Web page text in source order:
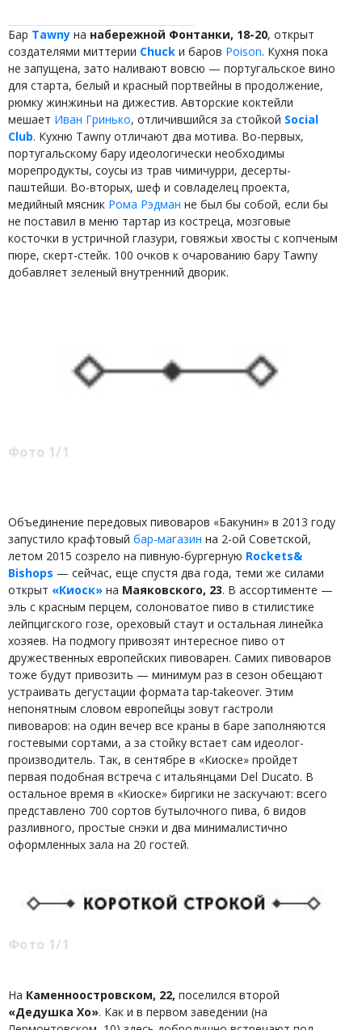
Бар Tawny на набережной Фонтанки, 18-20, открыт
создателями миттерии Chuck и баров Poison. Кухня пока
не запущена, зато наливают вовсю — португальское вино
для старта, белый и красный портвейны в продолжение,
рюмку жинжиньи на дижестив. Авторские коктейли
мешает Иван Гринько, отличившийся за стойкой Social
Club. Кухню Tawny отличают два мотива. Во-первых,
португальскому бару идеологически необходимы
морепродукты, соусы из трав чимичурри, десерты-
паштейши. Во-вторых, шеф и совладелец проекта,
медийный мясник Рома Рэдман не был бы собой, если бы
не поставил в меню тартар из костреца, мозговые
косточки в устричной глазури, говяжьи хвосты с копченым
пюре, скерт-стейк. 100 очков к очарованию бару Tawny
добавляет зеленый внутренний дворик.
Фото 1/1
Объединение передовых пивоваров «Бакунин» в 2013 году
запустило крафтовый бар-магазин на 2-ой Советской,
летом 2015 созрело на пивную-бургерную Rockets&
Bishops — сейчас, еще спустя два года, теми же силами
открыт «Киоск» на Маяковского, 23. В ассортименте —
эль с красным перцем, солоноватое пиво в стилистике
лейпцигского гозе, ореховый стаут и остальная линейка
хозяев. На подмогу привозят интересное пиво от
дружественных европейских пивоварен. Самих пивоваров
тоже будут привозить — минимум раз в сезон обещают
устраивать дегустации формата tap-takeover. Этим
непонятным словом европейцы зовут гастроли
пивоваров: на один вечер все краны в баре заполняются
гостевыми сортами, а за стойку встает сам идеолог-
производитель. Так, в сентябре в «Киоске» пройдет
первая подобная встреча с итальянцами Del Ducato. В
остальное время в «Киоске» биргики не заскучают: всего
представлено 700 сортов бутылочного пива, 6 видов
разливного, простые снэки и два минималистично
оформленных зала на 20 гостей.
Фото 1/1
На Каменноостровском, 22, поселился второй
«Дедушка Хо». Как и в первом заведении (на